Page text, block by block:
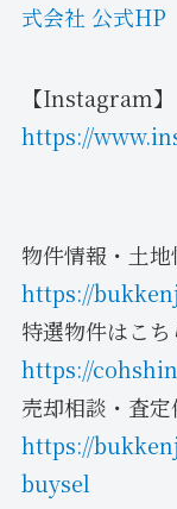
式会社 公式HP
【Instagram】
https://
物件情報・土
https://
特選物件はこち
https://
売却相談・査
https://
buysel